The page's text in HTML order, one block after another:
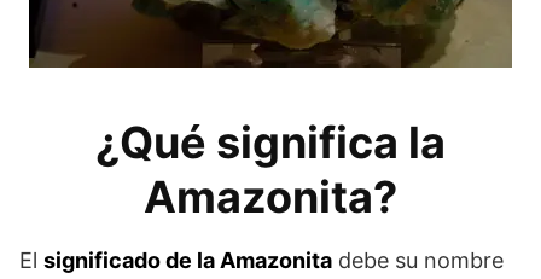
¿Qué significa la
Amazonita?
El significado de la Amazonita debe su nombre